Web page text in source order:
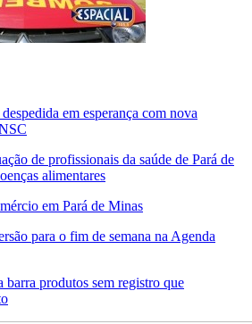
em esperança com nova
de profissionais da saúde de Pará de
alimentares
em Pará de Minas
para o fim de semana na Agenda
produtos sem registro que